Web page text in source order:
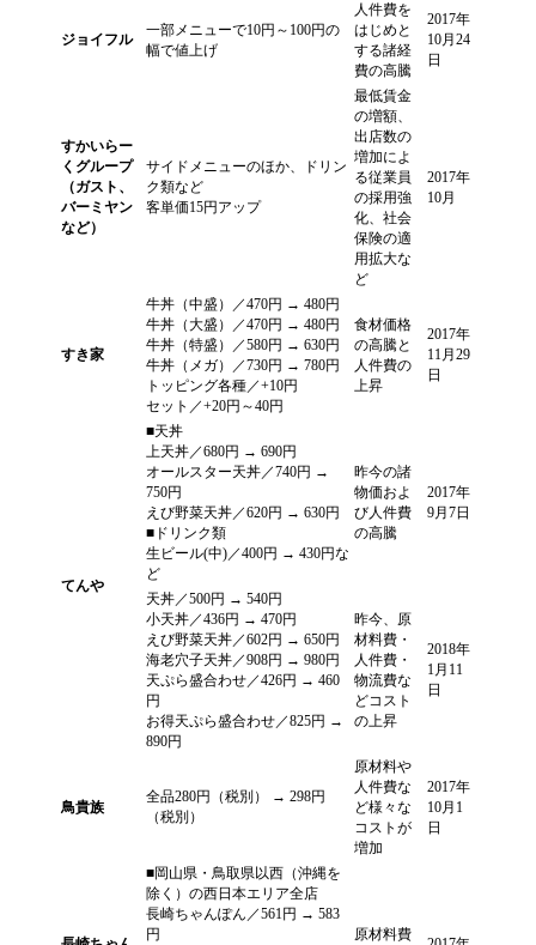
ジョイフル
一部メニューで10円～100円の
幅で値上げ
人件費を
はじめと
する諸経
費の高騰
2017年
10月24
日
すかいらー
くグループ
（ガスト、
バーミヤン
など）
サイドメニューのほか、ドリン
ク類など
客単価15円アップ
最低賃金
の増額、
出店数の
増加によ
る従業員
の採用強
化、社会
保険の適
用拡大な
ど
2017年
10月
すき家
牛丼（中盛）／470円 → 480円
牛丼（大盛）／470円 → 480円
牛丼（特盛）／580円 → 630円
牛丼（メガ）／730円 → 780円
トッピング各種／+10円
セット／+20円～40円
食材価格
の高騰と
人件費の
上昇
2017年
11月29
日
てんや
■天丼
上天丼／680円 → 690円
オールスター天丼／740円 →
750円
えび野菜天丼／620円 → 630円
■ドリンク類
生ビール(中)／400円 → 430円な
ど
昨今の諸
物価およ
び人件費
の高騰
2017年
9月7日
天丼／500円 → 540円
小天丼／436円 → 470円
えび野菜天丼／602円 → 650円
海老穴子天丼／908円 → 980円
天ぷら盛合わせ／426円 → 460
円
お得天ぷら盛合わせ／825円 →
890円
昨今、原
材料費・
人件費・
物流費な
どコスト
の上昇
2018年
1月11
日
鳥貴族
全品280円（税別） → 298円
（税別）
原材料や
人件費な
ど様々な
コストが
増加
2017年
10月1
日
■岡山県・鳥取県以西（沖縄を
除く）の西日本エリア全店
長崎ちゃんぽん／561円 → 583
円
原材料費